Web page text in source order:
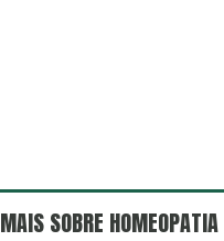
MAIS SOBRE HOMEOPATIA